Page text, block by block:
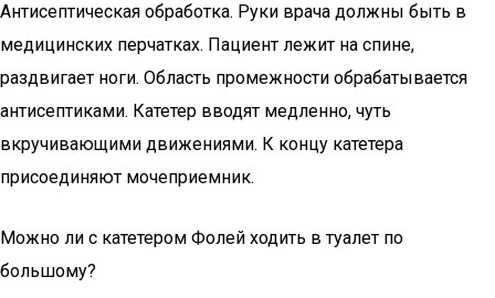
Антисептическая обработка. Руки врача должны быть в
медицинских перчатках. Пациент лежит на спине,
раздвигает ноги. Область промежности обрабатывается
антисептиками. Катетер вводят медленно, чуть
вкручивающими движениями. К концу катетера
присоединяют мочеприемник.
Можно ли с катетером Фолей ходить в туалет по
большому?